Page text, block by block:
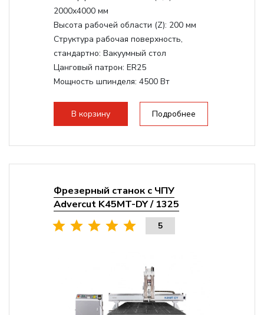
2000x4000 мм
Высота рабочей области (Z): 200 мм
Структура рабочая поверхность,
стандартно: Вакуумный стол
Цанговый патрон: ER25
Мощность шпинделя: 4500 Вт
Мощность инвертора:
10500 Вт
В корзину Подробнее
Фрезерный станок с ЧПУ
Advercut K45MT-DY / 1325
5